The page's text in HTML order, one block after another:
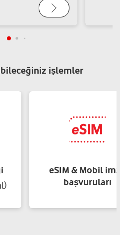
Cad. No: 83/A Altınordu/Ordu
Yol tarifi al
işlemler
eSIM & Mobil
başvuruları